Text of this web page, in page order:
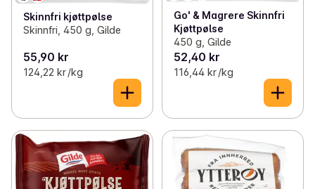
✓ Bacon og smårettskinke
Kjøttdeig og karbonadedeig (28)
✓ Hamburgere
Kjøttboller og karbonader
✓ Pølser(77)
✓ Kjøttretter (7)
✓ Vossakorv (2)
✓ Halal (6)
Kylling-/kalkunpølser (7)
✓
Skinnfri kjøttpølse
Skinnfri, 450 g, Gilde
55,90 kr
124,22 kr /kg
Go' & Magrere Skinnfri
Kjøttpølse
450 g, Gilde
52,40 kr
116,44 kr /kg